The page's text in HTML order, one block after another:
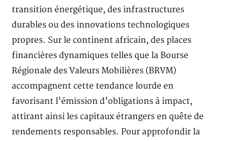
transition énergétique, des infrastructures
durables ou des innovations technologiques
propres. Sur le continent africain, des places
financières dynamiques telles que la Bourse
Régionale des Valeurs Mobilières (BRVM)
accompagnent cette tendance lourde en
favorisant l'émission d'obligations à impact,
attirant ainsi les capitaux étrangers en quête de
rendements responsables. Pour approfondir la